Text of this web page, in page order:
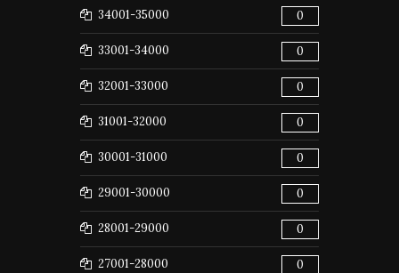
34001-35000 0
33001-34000 0
32001-33000 0
31001-32000 0
30001-31000 0
29001-30000 0
28001-29000 0
27001-28000 0